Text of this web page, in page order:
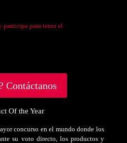
para tener el
Contáctanos
Of the Year
concurso en el mundo donde los
su voto directo, los productos y